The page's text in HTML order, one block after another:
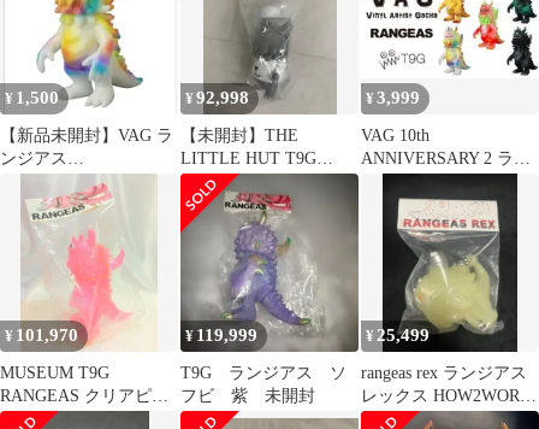
instinctoy
¥ 1,500
【新品未開封】VAG ラ
ンジアス
RANGEAS T9G ソ
フビ レインボー
¥92,998
【未開封】THE
LITTLE HUT T9G
RANGEAS JR NO
COFFEE(白)
FUK.JAPAN
¥3,999
VAG 10th
ANNIVERSARY 2 ラン
¥ 101,970
MUSEUM T9G
RANGEAS クリアピン
クラメ成型/未塗
¥ 119,999
T9G ランジアス ソ
フビ 紫 未開封
¥ 25,499
rangeas rex ランジアス
レックス HOW2WORK
ソフビ